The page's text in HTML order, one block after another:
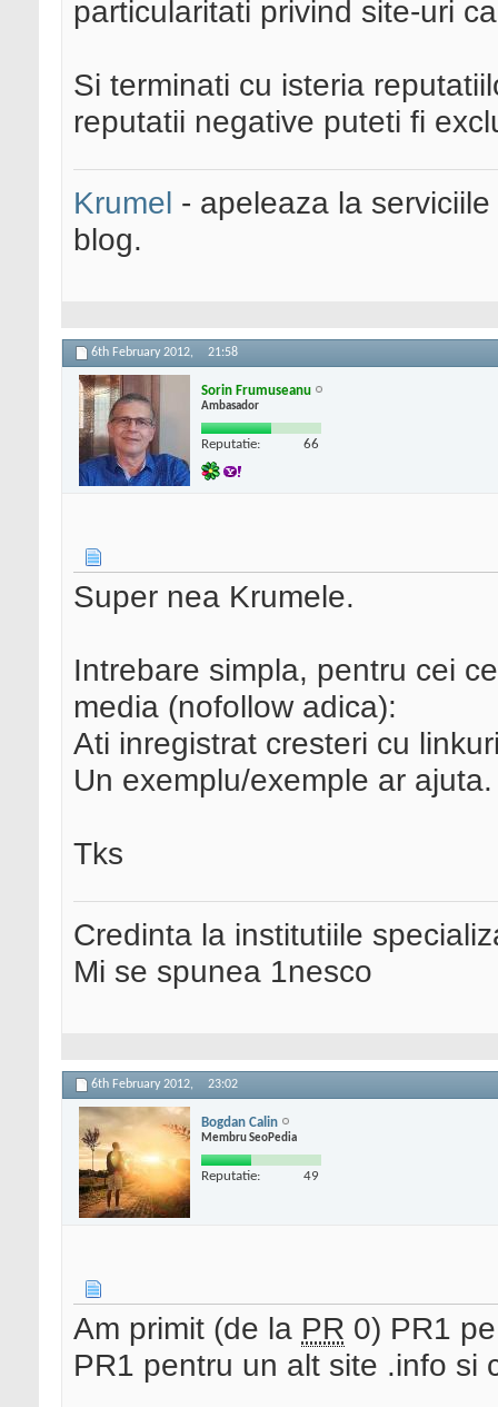
particularitati privind site-uri
Si terminati cu isteria
reputatii negative puteti fi
Krumel - apeleaza la
blog.
6th February 2012, 21:58
Sorin Frumuseanu
Ambasador
Reputatie: 66
Super nea Krumele.
Intrebare simpla, pentru cei
media (nofollow adica):
Ati inregistrat cresteri cu
Un exemplu/exemple ar ajuta.
Tks
Credinta la institutiile
Mi se spunea 1nesco
6th February 2012, 23:02
Bogdan Calin
Membru SeoPedia
Reputatie: 49
Am primit (de la PR 0) PR1
PR1 pentru un alt site .info si